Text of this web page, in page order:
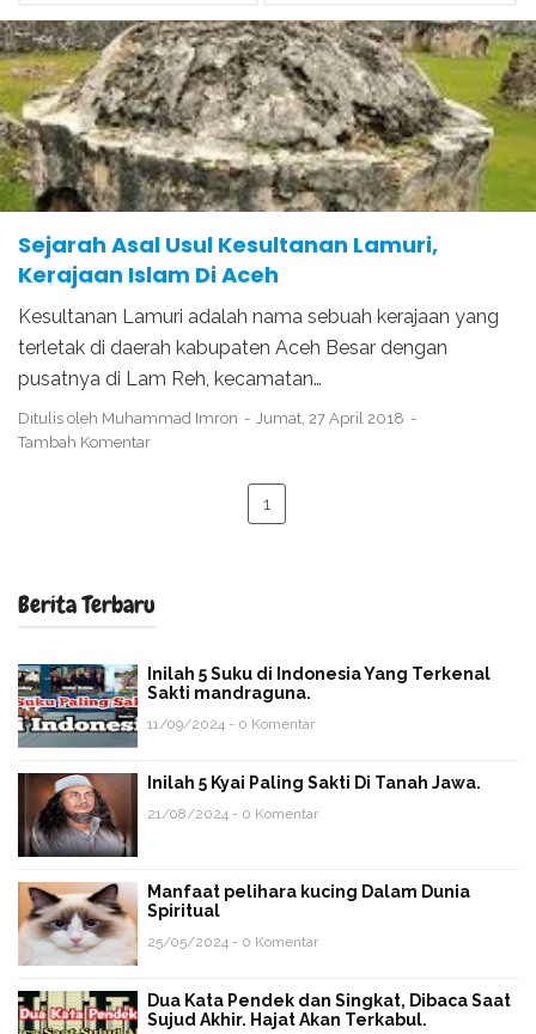
BERDIRINYA KESULTANAN LAMURI KESULTANAN CIREBON
KESULTANAN LAMURI PENDIRI KESULTANAN LAMURI
SEJARAH KERAJAAN LAMURI SEJARAH KESULTANAN BANTEN
Sejarah Asal Usul Kesultanan Lamuri,
Kerajaan Islam Di Aceh
Kesultanan Lamuri adalah nama sebuah kerajaan yang
terletak di daerah kabupaten Aceh Besar dengan
pusatnya di Lam Reh, kecamatan…
Ditulis oleh Muhammad Imron
Jumat, 27 April 2018
Tambah Komentar
1
Berita Terbaru
Inilah 5 Suku di Indonesia Yang Terkenal
Sakti mandraguna.
11/09/2024 - 0 Komentar
Inilah 5 Kyai Paling Sakti Di Tanah Jawa.
21/08/2024 - 0 Komentar
Manfaat pelihara kucing Dalam Dunia
Spiritual
25/05/2024 - 0 Komentar
Dua Kata Pendek dan Singkat, Dibaca Saat
Sujud Akhir. Hajat Akan Terkabul.